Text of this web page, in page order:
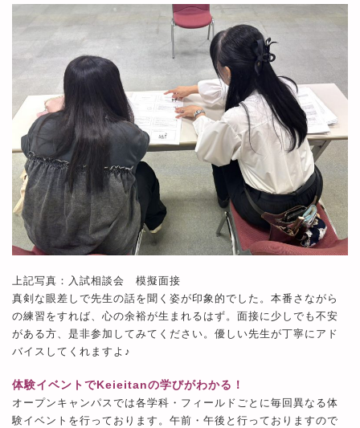
上記写真：入試相談会 模擬面接
真剣な眼差しで先生の話を聞く姿が印象的でした。本番さながら
の練習をすれば、心の余裕が生まれるはず。面接に少しでも不安
がある方、是非参加してみてください。優しい先生が丁寧にアド
バイスしてくれますよ♪
体験イベントでKeieitanの学びがわかる！
オープンキャンパスでは各学科・フィールドごとに毎回異なる体
験イベントを行っております。 午前・午後と行っておりますので